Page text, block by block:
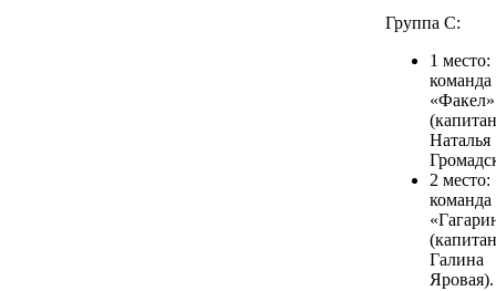
Группа С:
1 место:
команда
«Факел»
(капитан
Наталья
2 место:
команда
(капитан
Галина
Яровая).